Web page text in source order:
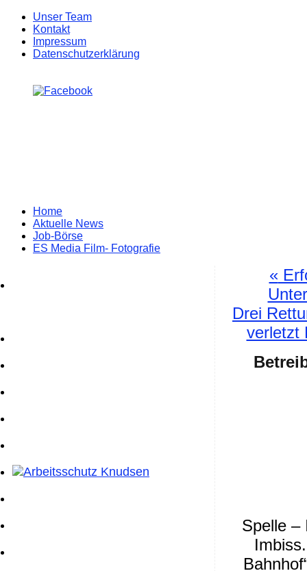
Unser Team
Kontakt
Impressum
Datenschutzerklärung
Zum
Inhalt
springen
Home
Aktuelle News
Job-Börse
ES Media Film- Fotografie
«
Drei
verletzt
Spelle –